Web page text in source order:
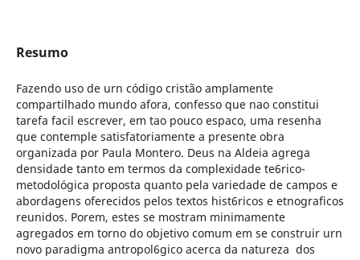
Resumo
Fazendo uso de urn código cristão amplamente
compartilhado mundo afora, confesso que nao constitui
tarefa facil escrever, em tao pouco espaco, uma resenha
que contemple satisfatoriamente a presente obra
organizada por Paula Montero. Deus na Aldeia agrega
densidade tanto em termos da complexidade te6rico-
metodológica proposta quanto pela variedade de campos e
abordagens oferecidos pelos textos hist6ricos e etnograficos
reunidos. Porem, estes se mostram minimamente
agregados em torno do objetivo comum em se construir urn
novo paradigma antropol6gico acerca da natureza dos